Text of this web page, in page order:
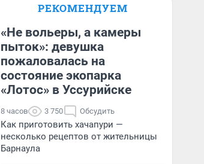
РЕКОМЕНДУЕМ
«Не вольеры, а камеры
пыток»: девушка
пожаловалась на
состояние экопарка
«Лотос» в Уссурийске
8 часов 3 750 Обсудить
Как приготовить хачапури —
несколько рецептов от жительницы
Барнаула